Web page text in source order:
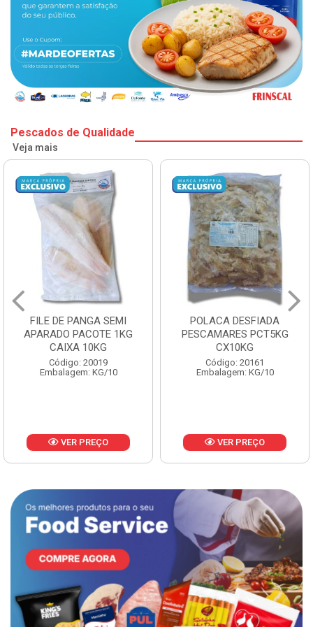
Pescados de Qualidade
Veja mais
FILE DE PANGA SEMI
APARADO PACOTE 1KG
CAIXA 10KG
Código: 20019
Embalagem: KG/10
VER PREÇO
POLACA DESFIADA
PESCAMARES PCT5KG
CX10KG
Código: 20161
Embalagem: KG/10
VER PREÇO